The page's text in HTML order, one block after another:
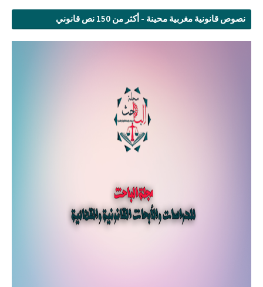
نصوص قانونية مغربية محينة - أكثر من 150 نص قانوني